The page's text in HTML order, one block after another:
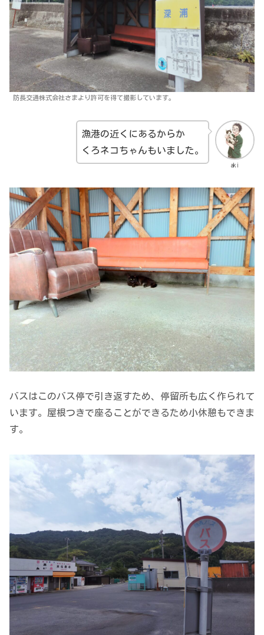
防長交通株式会社さまより許可を得て撮影しています。
aki
漁港の近くにあるからか
くろネコちゃんもいました。
バスはこのバス停で引き返すため、停留所も広く作られて
います。屋根つきで座ることができるため小休憩もできま
す。